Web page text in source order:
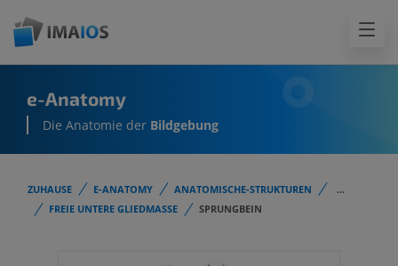
e-Anatomy
Die Anatomie der Bildgebung
ZUHAUSE E-ANATOMY ANATOMISCHE-STRUKTUREN
...
FREIE UNTERE GLIEDMASSE
SPRUNGBEIN